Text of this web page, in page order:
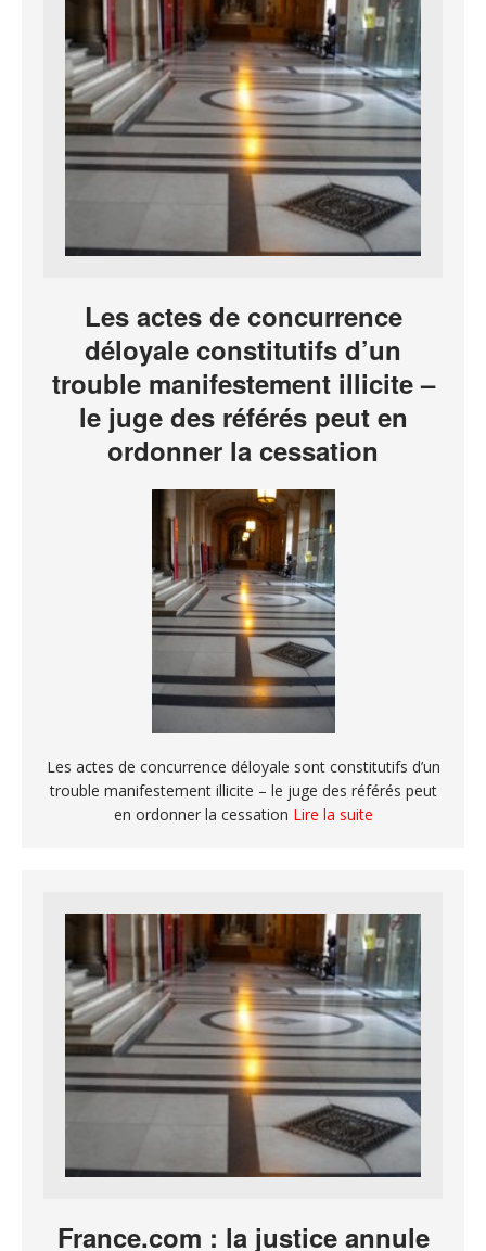
Les actes de concurrence
déloyale constitutifs d’un
trouble manifestement illicite –
le juge des référés peut en
ordonner la cessation
Les actes de concurrence déloyale sont constitutifs d’un
trouble manifestement illicite – le juge des référés peut
en ordonner la cessation Lire la suite
France.com : la justice annule